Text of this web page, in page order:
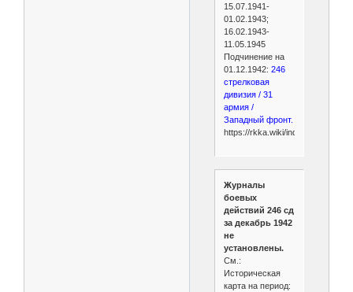
15.07.1941-
01.02.1943;
16.02.1943-
11.05.1945
Подчинение на
01.12.1942: 246
стрелковая
дивизия / 31
армия /
Западный фронт.
https://rkka.wiki/index.php/
Журналы
боевых
действий 246 сд
за декабрь 1942
не
установлены.
См.:
Историческая
карта на период: